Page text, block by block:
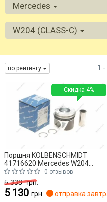
Mercedes
W204 (CLASS-C)
по рейтингу 1 -
Поршня KOLBENSCHMIDT
41716620 Mercedes W204
(CLASS-C)
0 отзывов
5 338грн.
5 130 грн. отправка
Скидка 4%